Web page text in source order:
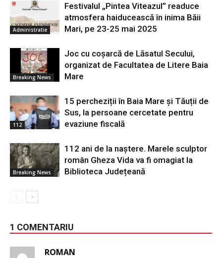
Administratie
Festivalul „Pintea Viteazul” readuce
atmosfera haiducească în inima Băii
Mari, pe 23-25 mai 2025
Breaking News
Joc cu coșarcă de Lăsatul Secului,
organizat de Facultatea de Litere Baia
Mare
112
15 percheziții în Baia Mare și Tăuții de
Sus, la persoane cercetate pentru
evaziune fiscală
Breaking News
112 ani de la naștere. Marele sculptor
român Gheza Vida va fi omagiat la
Biblioteca Județeană
1 COMENTARIU
ROMAN